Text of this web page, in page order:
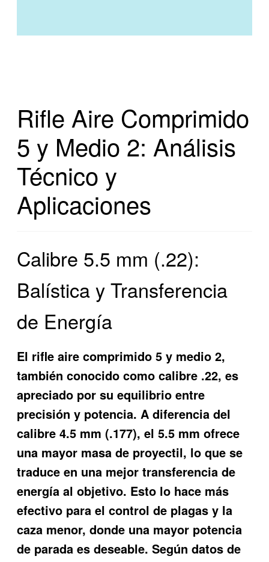
Rifle Aire Comprimido
5 y Medio 2: Análisis
Técnico y
Aplicaciones
Calibre 5.5 mm (.22):
Balística y Transferencia
de Energía
El rifle aire comprimido 5 y medio 2,
también conocido como calibre .22, es
apreciado por su equilibrio entre
precisión y potencia. A diferencia del
calibre 4.5 mm (.177), el 5.5 mm ofrece
una mayor masa de proyectil, lo que se
traduce en una mejor transferencia de
energía al objetivo. Esto lo hace más
efectivo para el control de plagas y la
caza menor, donde una mayor potencia
de parada es deseable. Según datos de